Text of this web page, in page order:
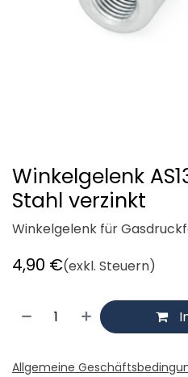
Winkelgelenk
Stahl verzinkt
Winkelgelenk für
4,90 €(exkl. Steuern)
Allgemeine